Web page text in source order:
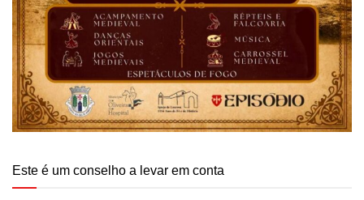
Este é um conselho a levar em conta